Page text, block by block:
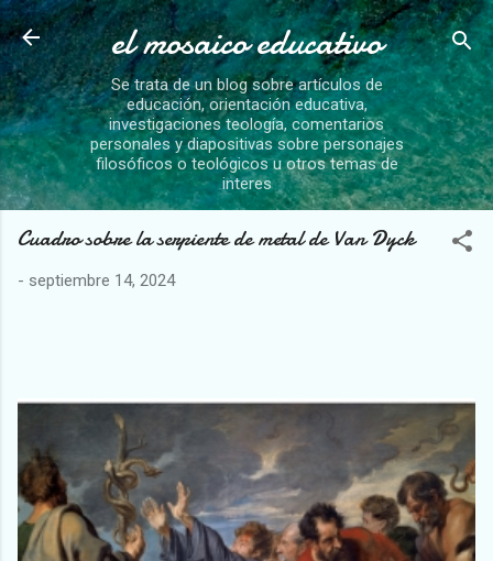
Ir al contenido principal
el mosaico educativo
Se trata de un blog sobre artículos de
educación, orientación educativa,
investigaciones teología, comentarios
personales y diapositivas sobre personajes
filosóficos o teológicos u otros temas de
interes
Cuadro sobre la serpiente de metal de Van Dyck
- septiembre 14, 2024